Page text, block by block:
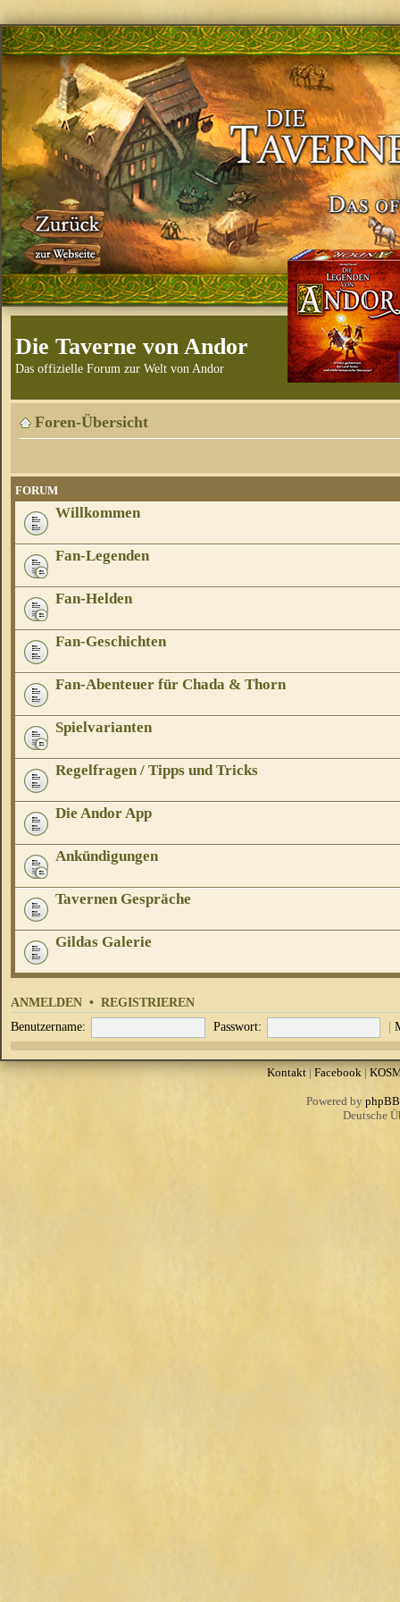
Die Taverne von Andor
Das offizielle Forum zur Welt von Andor
Foren-Übersicht
FORUM
Willkommen
Fan-Legenden
Fan-Helden
Fan-Geschichten
Fan-Abenteuer für Chada & Thorn
Spielvarianten
Regelfragen / Tipps und Tricks
Die Andor App
Ankündigungen
Tavernen Gespräche
Gildas Galerie
ANMELDEN • REGISTRIEREN
Benutzername: Passwort: |
Kontakt| Facebook|
Powered by phpBB
Deutsche